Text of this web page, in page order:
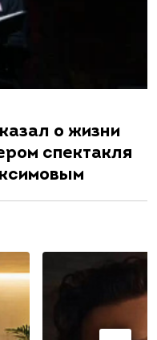
о жизни
спектакля